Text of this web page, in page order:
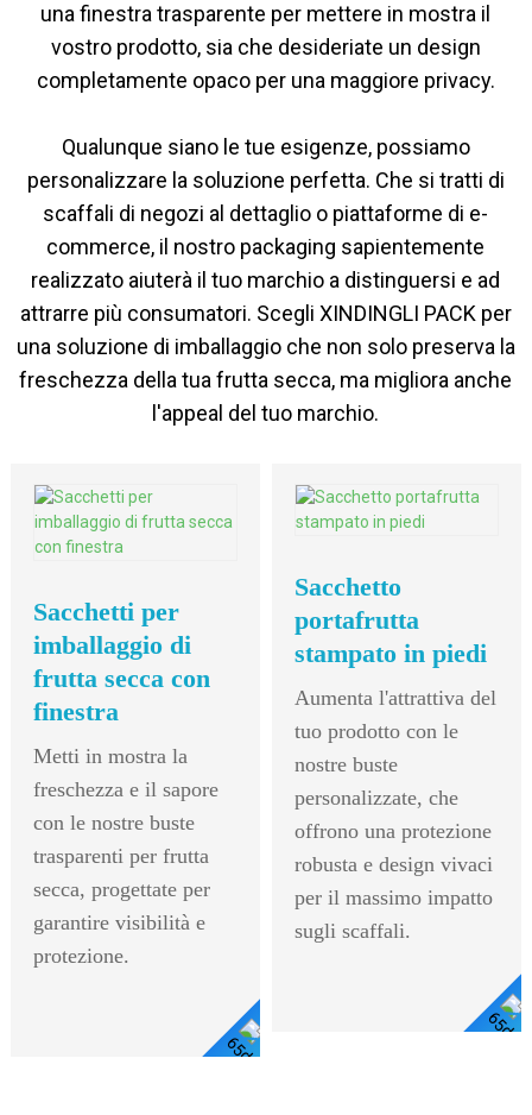
una finestra trasparente per mettere in mostra il
vostro prodotto, sia che desideriate un design
completamente opaco per una maggiore privacy.
Qualunque siano le tue esigenze, possiamo
personalizzare la soluzione perfetta. Che si tratti di
scaffali di negozi al dettaglio o piattaforme di e-
commerce, il nostro packaging sapientemente
realizzato aiuterà il tuo marchio a distinguersi e ad
attrarre più consumatori. Scegli XINDINGLI PACK per
una soluzione di imballaggio che non solo preserva la
freschezza della tua frutta secca, ma migliora anche
l'appeal del tuo marchio.
Sacchetti per
imballaggio di
frutta secca con
finestra
Metti in mostra la
freschezza e il sapore
con le nostre buste
trasparenti per frutta
secca, progettate per
garantire visibilità e
protezione.
Sacchetto
portafrutta
stampato in piedi
Aumenta l'attrattiva del
tuo prodotto con le
nostre buste
personalizzate, che
offrono una protezione
robusta e design vivaci
per il massimo impatto
sugli scaffali.